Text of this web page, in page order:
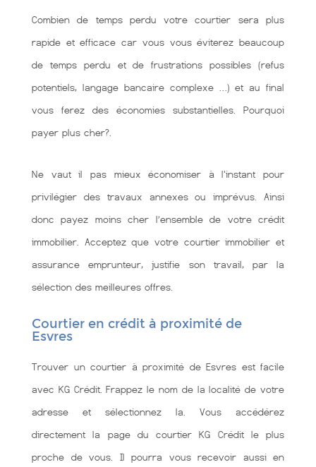
Combien de temps perdu votre courtier sera plus
rapide et efficace car vous vous éviterez beaucoup
de temps perdu et de frustrations possibles (refus
potentiels, langage bancaire complexe …) et au final
vous ferez des économies substantielles. Pourquoi
payer plus cher?.
Ne vaut il pas mieux économiser à l'instant pour
privilégier des travaux annexes ou imprévus. Ainsi
donc payez moins cher l’ensemble de votre crédit
immobilier. Acceptez que votre courtier immobilier et
assurance emprunteur, justifie son travail, par la
sélection des meilleures offres.
Courtier en crédit à proximité de
Esvres
Trouver un courtier à proximité de Esvres est facile
avec KG Crédit. Frappez le nom de la localité de votre
adresse et sélectionnez la. Vous accédérez
directement la page du courtier KG Crédit le plus
proche de vous. Il pourra vous recevoir aussi en